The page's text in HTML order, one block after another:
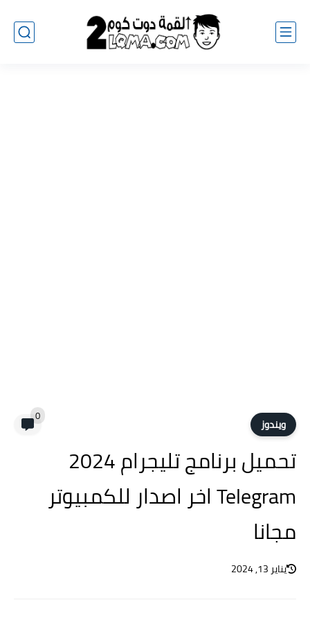
ويندوز 0
تحميل برنامج تليجرام 2024
Telegram اخر اصدار للكمبيوتر
مجانا
يناير 13, 2024